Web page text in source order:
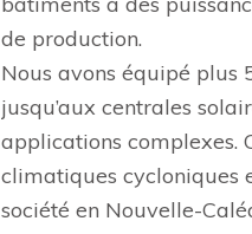
de production.
Nous avons équipé plus
jusqu’aux centrales
applications complexes.
climatiques cycloniques
société en Nouvelle-